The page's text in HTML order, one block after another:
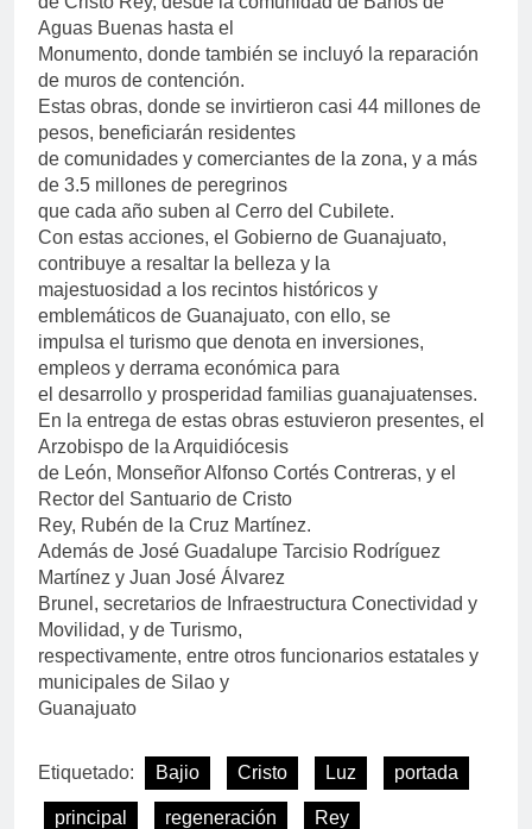
Aguas Buenas hasta el
Monumento, donde también se incluyó la reparación
de muros de contención.
Estas obras, donde se invirtieron casi 44 millones de
pesos, beneficiarán residentes
de comunidades y comerciantes de la zona, y a más
de 3.5 millones de peregrinos
que cada año suben al Cerro del Cubilete.
Con estas acciones, el Gobierno de Guanajuato,
contribuye a resaltar la belleza y la
majestuosidad a los recintos históricos y
emblemáticos de Guanajuato, con ello, se
impulsa el turismo que denota en inversiones,
empleos y derrama económica para
el desarrollo y prosperidad familias guanajuatenses.
En la entrega de estas obras estuvieron presentes, el
Arzobispo de la Arquidiócesis
de León, Monseñor Alfonso Cortés Contreras, y el
Rector del Santuario de Cristo
Rey, Rubén de la Cruz Martínez.
Además de José Guadalupe Tarcisio Rodríguez
Martínez y Juan José Álvarez
Brunel, secretarios de Infraestructura Conectividad y
Movilidad, y de Turismo,
respectivamente, entre otros funcionarios estatales y
municipales de Silao y
Guanajuato
Etiquetado: Bajio Cristo Luz portada
principal regeneración Rey